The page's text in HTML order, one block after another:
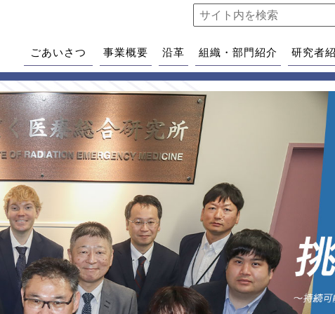
ごあいさつ 事業概要 沿革 組織・部門紹介 研究者